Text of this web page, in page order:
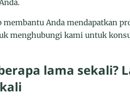
Anda mendapatkan
menghubungi kami untuk
lama sekali?